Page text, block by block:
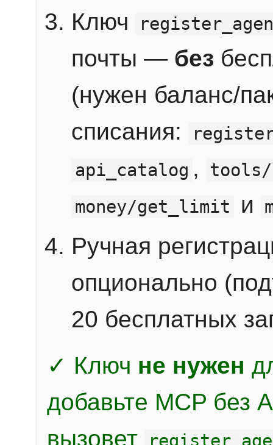
Ключ
почты — без
(нужен баланс/
списания:
api_catalog ,
money/get_limit
и
Ручная
опционально
20 бесплатных
✓ Ключ не нужен
добавьте MCP без
вызовет